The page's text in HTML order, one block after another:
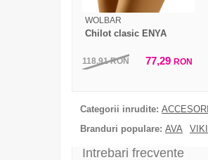
WOLBAR
Chilot clasic ENYA
118,91RON 77,29 RON
Categorii inrudite: ACCESORII
Branduri populare: AVA VIKI
Intrebari frecvente